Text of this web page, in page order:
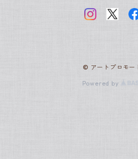
ジョン・エヴァレット・ミレー
ジャン・オノレ・フラゴナール
ジョン・エヴァレット・ミレー
© アートプロモー
Powered by